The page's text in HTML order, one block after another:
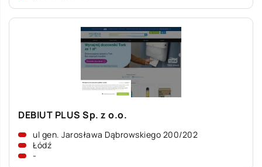
DEBIUT PLUS Sp. z o.o.
ul gen. Jarosława Dąbrowskiego 200/202
Łódź
-